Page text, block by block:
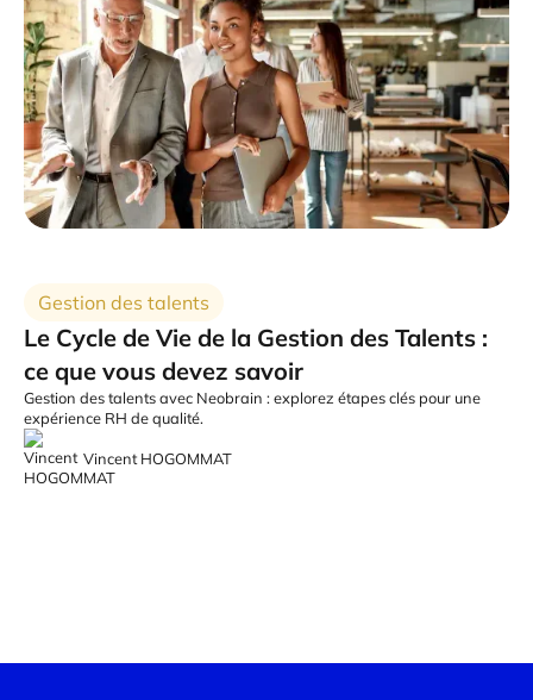
Gestion des talents
Le Cycle de Vie de la Gestion des Talents :
ce que vous devez savoir
Gestion des talents avec Neobrain : explorez étapes clés pour une
expérience RH de qualité.
Vincent HOGOMMAT